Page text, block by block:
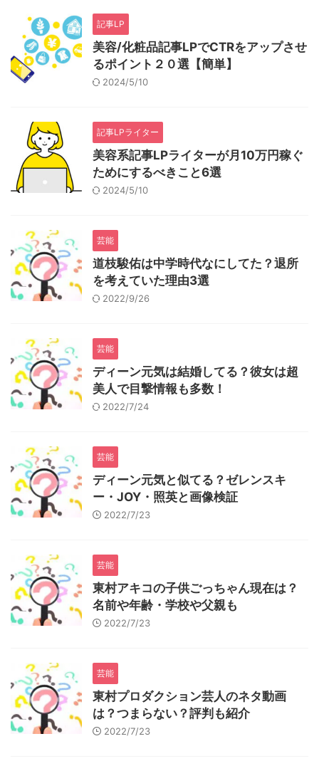
記事LP
美容/化粧品記事LPでCTRをアップさせ
るポイント２０選【簡単】
2024/5/10
記事LPライター
美容系記事LPライターが月10万円稼ぐ
ためにするべきこと6選
2024/5/10
芸能
道枝駿佑は中学時代なにしてた？退所
を考えていた理由3選
2022/9/26
芸能
ディーン元気は結婚してる？彼女は超
美人で目撃情報も多数！
2022/7/24
芸能
ディーン元気と似てる？ゼレンスキ
ー・JOY・照英と画像検証
2022/7/23
芸能
東村アキコの子供ごっちゃん現在は？
名前や年齢・学校や父親も
2022/7/23
芸能
東村プロダクション芸人のネタ動画
は？つまらない？評判も紹介
2022/7/23